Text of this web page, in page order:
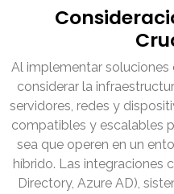
Al implementar
considerar la
servidores, redes y
compatibles y escalables
sea que operen en un
híbrido. Las integraciones
Directory, Azure AD),